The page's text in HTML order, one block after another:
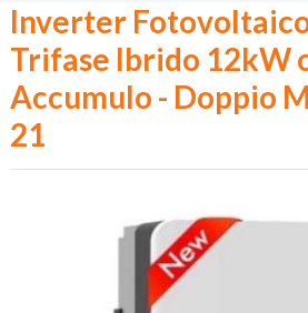
Inverter
Trifase Ibrido 12kW
Accumulo - Doppio
21